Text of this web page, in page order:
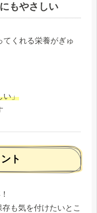
もやさしい
くれる栄養がぎゅ
い」
ト
も気を付けたいとこ